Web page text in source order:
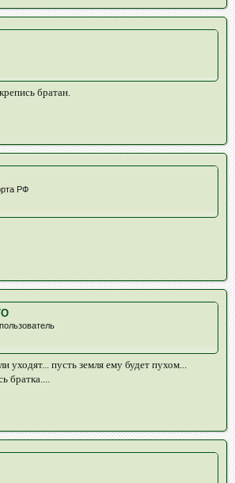
братан.
РФ
уходят... пусть земля ему будет пухом...
братка....